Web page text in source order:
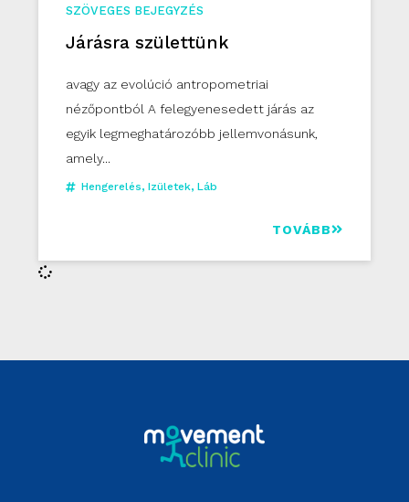
SZÖVEGES BEJEGYZÉS
Járásra születtünk
avagy az evolúció antropometriai
nézőpontból A felegyenesedett járás az
egyik legmeghatározóbb jellemvonásunk,
amely...
Hengerelés, Izületek, Láb
TOVÁBB